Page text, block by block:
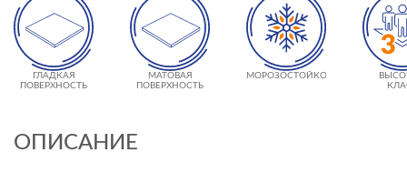
ГЛАДКАЯ
ПОВЕРХНОСТЬ
МАТОВАЯ
ПОВЕРХНОСТЬ
МОРОЗОСТОЙКОСТЬ
ОПИСАНИЕ